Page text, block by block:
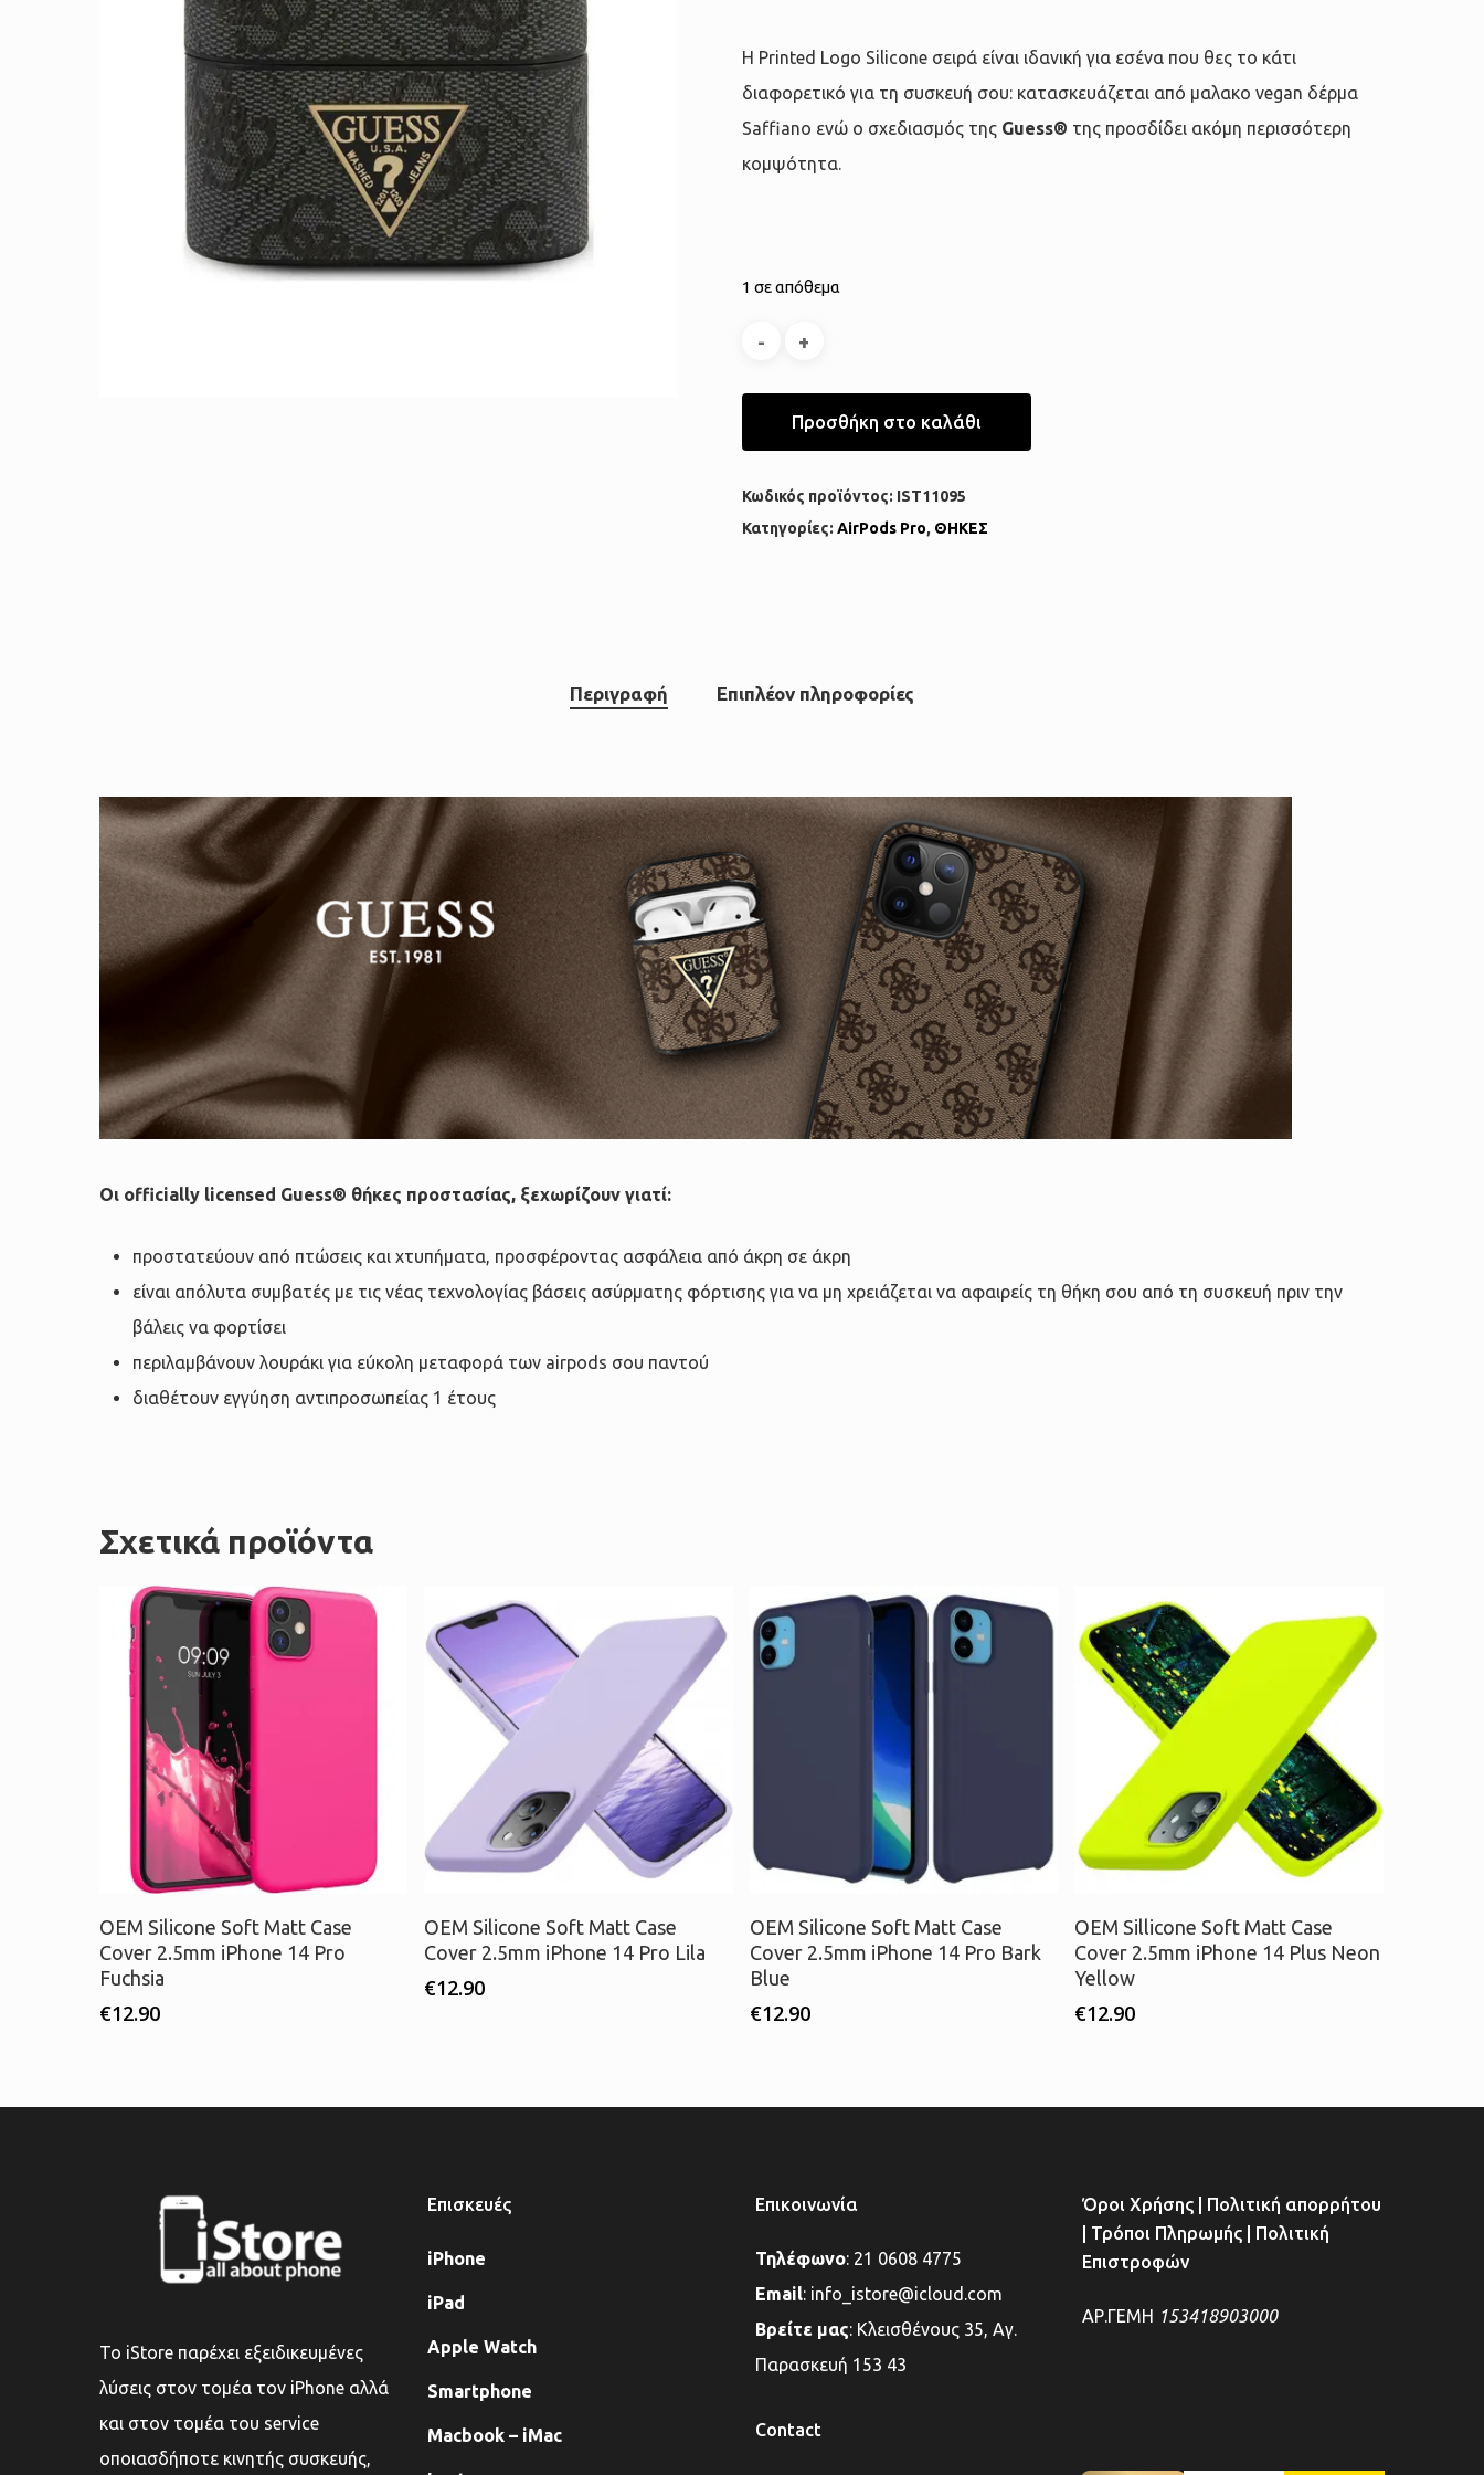
Η Printed Logo Silicone σειρά είναι ιδανική για εσένα που θες το κάτι
διαφορετικό για τη συσκευή σου: κατασκευάζεται από μαλακο vegan δέρμα
Saffiano ενώ ο σχεδιασμός της Guess® της προσδίδει ακόμη περισσότερη
κομψότητα.
1 σε απόθεμα
Προσθήκη στο καλάθι
Κωδικός προϊόντος: IST11095
Κατηγορίες: AirPods Pro, ΘΗΚΕΣ
Περιγραφή Επιπλέον πληροφορίες
Οι officially licensed Guess® θήκες προστασίας, ξεχωρίζουν γιατί:
προστατεύουν από πτώσεις και χτυπήματα, προσφέροντας ασφάλεια από άκρη σε άκρη
είναι απόλυτα συμβατές με τις νέας τεχνολογίας βάσεις ασύρματης φόρτισης για να μη χρειάζεται να αφαιρείς τη θήκη σου από τη συσκευή πριν την
βάλεις να φορτίσει
περιλαμβάνουν λουράκι για εύκολη μεταφορά των airpods σου παντού
διαθέτουν εγγύηση αντιπροσωπείας 1 έτους
Σχετικά προϊόντα
Προσθήκη στο καλάθι
OEM Silicone Soft Matt Case
Cover 2.5mm iPhone 14 Pro
Fuchsia
€12.90
Διαβάστε περισσότερα
OEM Silicone Soft Matt Case
Cover 2.5mm iPhone 14 Pro Lila
€12.90
Προσθήκη στο καλάθι
OEM Silicone Soft Matt Case
Cover 2.5mm iPhone 14 Pro Bark
Blue
€12.90
Προσθήκη στο καλάθι
OEM Sillicone Soft Matt Case
Cover 2.5mm iPhone 14 Plus Neon
Yellow
€12.90
Το iStore παρέχει εξειδικευμένες
λύσεις στον τομέα τον iPhone αλλά
και στον τομέα του service
οποιασδήποτε κινητής συσκευής,
Επισκευές
iPhone
iPad
Apple Watch
Smartphone
Macbook – iMac
Επικοινωνία
Τηλέφωνο: 21 0608 4775
Email: info_istore@icloud.com
Βρείτε μας: Κλεισθένους 35, Αγ.
Παρασκευή 153 43
Contact
Όροι Χρήσης
Πολιτική απορρήτου
Τρόποι Πληρωμής
Πολιτική
Επιστροφών
ΑΡ.ΓΕΜΗ 153418903000